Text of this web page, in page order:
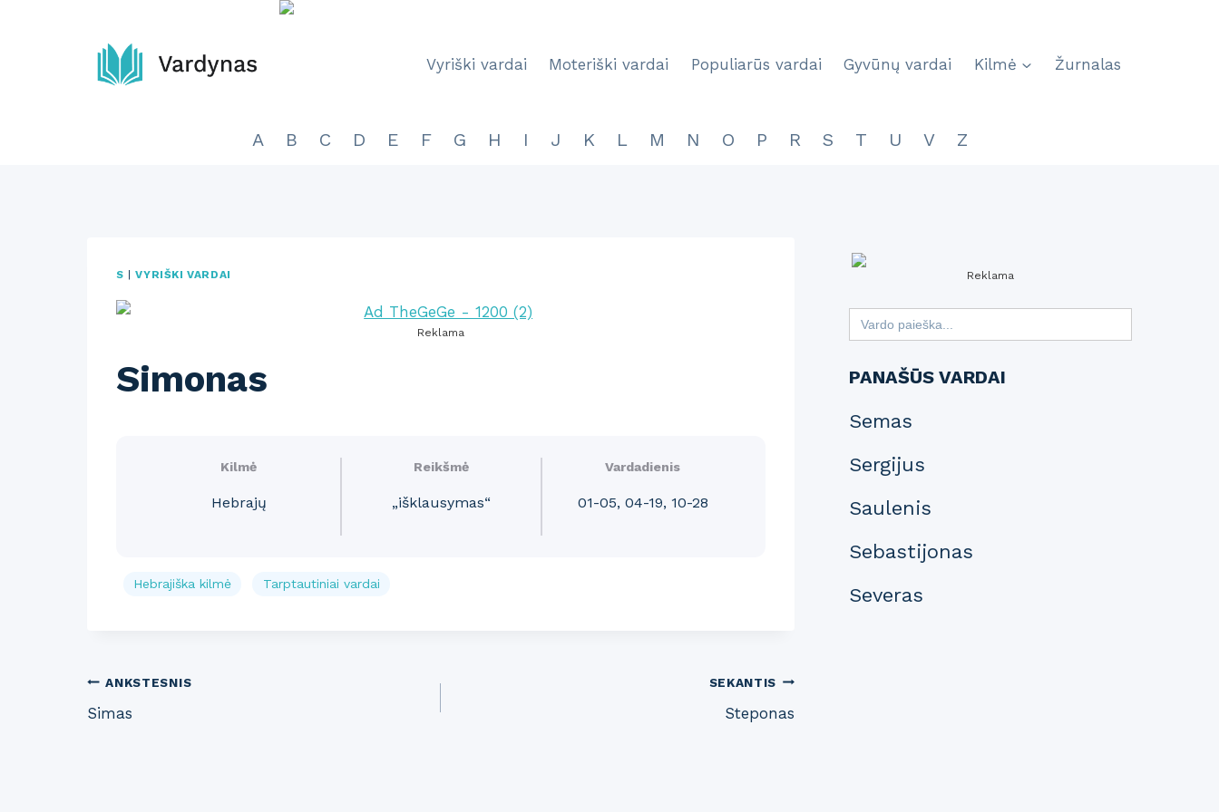
Vyriški vardai Moteriški vardai Populiarūs vardai Gyvūnų vardai Kilmė Žurnalas
A B C D E F G H I J K L M N O P R S T U V Z
S |VYRIŠKI VARDAI
Reklama
Simonas
Kilmė
Hebrajų
Reikšmė
„išklausymas“
Vardadienis
01-05, 04-19, 10-28
Hebrajiška kilmė Tarptautiniai vardai
Post
navigation
ANKSTESNIS
Simas
SEKANTIS
Steponas
Reklama
Search
for:
PANAŠŪS VARDAI
Semas
Sergijus
Saulenis
Sebastijonas
Severas